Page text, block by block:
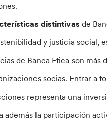
distintivasde
y justicia social,
de Banca Etica son
socias. Entrar a
representa una
además la participación